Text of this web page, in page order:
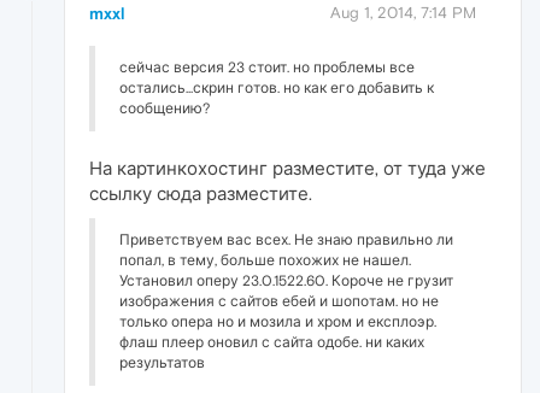
mxxl Aug 1, 2014, 7:14 PM
сейчас версия 23 стоит. но проблемы все
остались...скрин готов. но как его добавить к
сообщению?
На картинкохостинг разместите, от туда уже
ссылку сюда разместите.
Приветствуем вас всех. Не знаю правильно ли
попал, в тему, больше похожих не нашел.
Установил оперу 23.0.1522.60. Короче не грузит
изображения с сайтов ебей и шопотам. но не
только опера но и мозила и хром и експлоэр.
флаш плеер оновил с сайта одобе. ни каких
результатов